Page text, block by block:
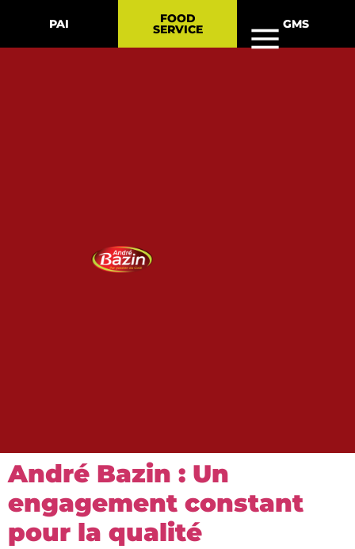
PAI FOOD
SERVICE GMS
André Bazin : Un
engagement constant
pour la qualité